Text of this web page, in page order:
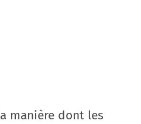
manière dont les